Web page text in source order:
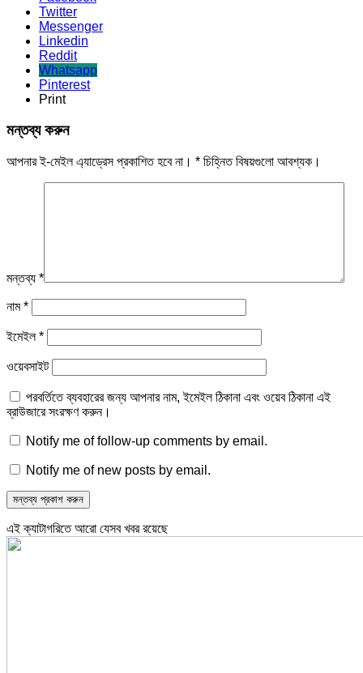
Twitter
Messenger
Linkedin
Reddit
Whatsapp
Pinterest
Print
মন্তব্য করুন
আপনার ই-মেইল এ্যাড্রেস প্রকাশিত হবে না। * চিহ্নিত বিষয়গুলো আবশ্যক।
মন্তব্য *
নাম*
ইমেইল*
ওয়েবসাইট
পরবর্তিতে ব্যবহারের জন্য আপনার নাম, ইমেইল ঠিকানা এবং ওয়েব ঠিকানা এই
ব্রাউজারে সংরক্ষণ করুন।
Notify me of follow-up comments by email.
Notify me of new posts by email.
এই ক্যাটাগরিতে আরো যেসব খবর রয়েছে